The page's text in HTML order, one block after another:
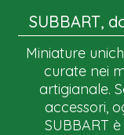
SUBBART,
Miniature
curate nei
artigianale.
accessori,
SUBBART